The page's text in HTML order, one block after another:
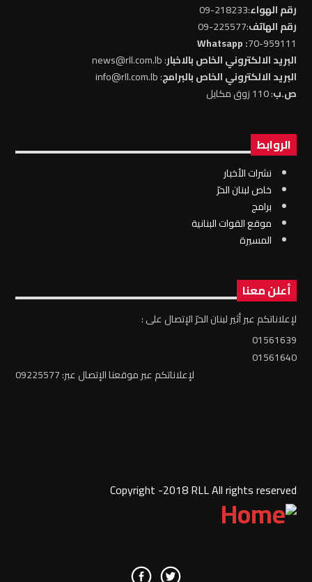
رقم الهواء:218233-09
رقم الهاتف:225577-09
70-959111
: Whatsapp
البريد الالكتروني الخاص بالاخبار: news@rll.com.lb
البريد الالكتروني الخاص بالبرامج: info@rll.com.lb
ص.ب: 110 زوق مكايل
الروابط
نشرات الأخبار
خاص لبنان الحرّ
برامج
موقع القوات البنانية
المسيرة
أعلن معنا
لإعلاناتكم عبر أثير لبنان الحرّ الإتصال على :
01561639
01561640
لإعلاناتكم عبر موقعنا الإتصال عبر: 09225577
Copyright -2018 RLL All rights reserved